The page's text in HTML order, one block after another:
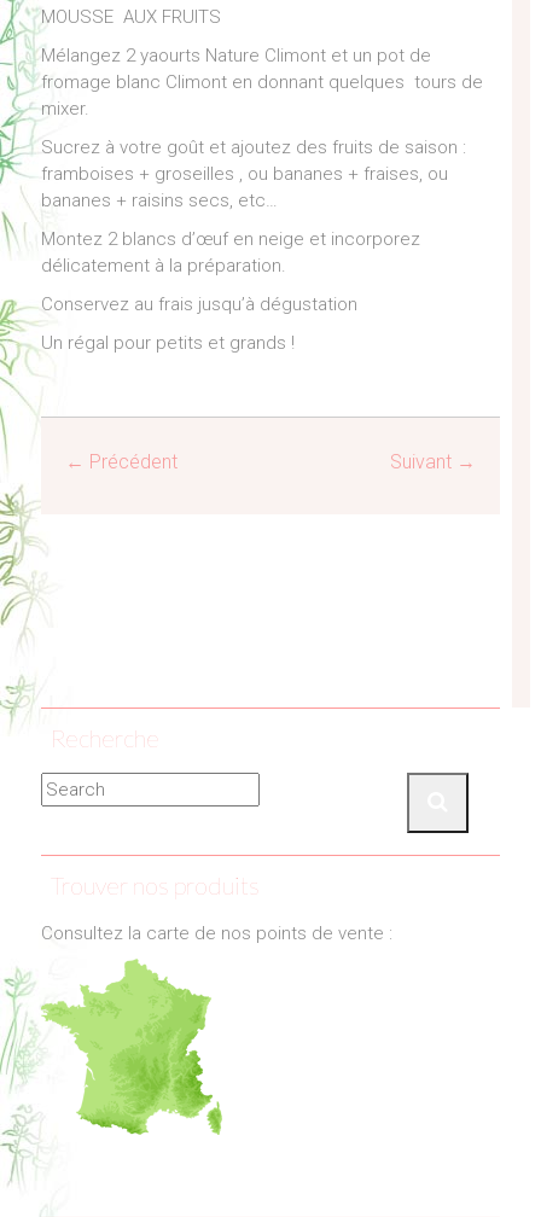
MOUSSE AUX FRUITS
Mélangez 2 yaourts Nature Climont et un pot de
fromage blanc Climont en donnant quelques tours de
mixer.
Sucrez à votre goût et ajoutez des fruits de saison :
framboises + groseilles , ou bananes + fraises, ou
bananes + raisins secs, etc…
Montez 2 blancs d’œuf en neige et incorporez
délicatement à la préparation.
Conservez au frais jusqu’à dégustation
Un régal pour petits et grands !
← Précédent Suivant →
Recherche
Trouver nos produits
Consultez la carte de nos points de vente :